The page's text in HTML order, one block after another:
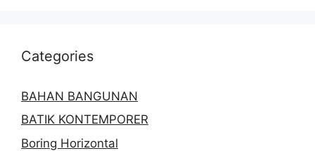
Categories
BAHAN BANGUNAN
BATIK KONTEMPORER
Boring Horizontal